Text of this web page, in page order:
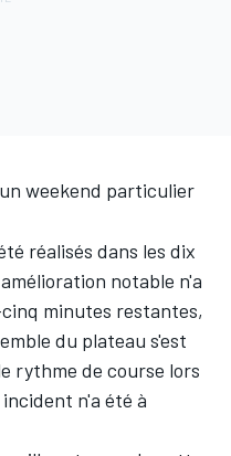
weekend particulier
réalisés dans les dix
notable n'a
minutes restantes,
du plateau s'est
rythme de course lors
n'a été à